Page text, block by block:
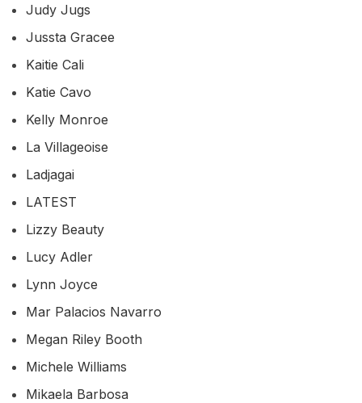
Judy Jugs
Jussta Gracee
Kaitie Cali
Katie Cavo
Kelly Monroe
La Villageoise
Ladjagai
LATEST
Lizzy Beauty
Lucy Adler
Lynn Joyce
Mar Palacios Navarro
Megan Riley Booth
Michele Williams
Mikaela Barbosa